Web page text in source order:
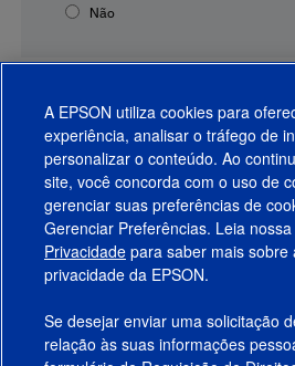
Não
Produtos
Suporte
Links Sugeridos
A EPSON utiliza cookies para
experiência, analisar o tráfego de
personalizar o conteúdo. Ao
site, você concorda com o uso de
gerenciar suas preferências de
Gerenciar Preferências. Leia nossa
Privacidade para saber mais sobre
privacidade da EPSON.
Se desejar enviar uma solicitação
relação às suas informações